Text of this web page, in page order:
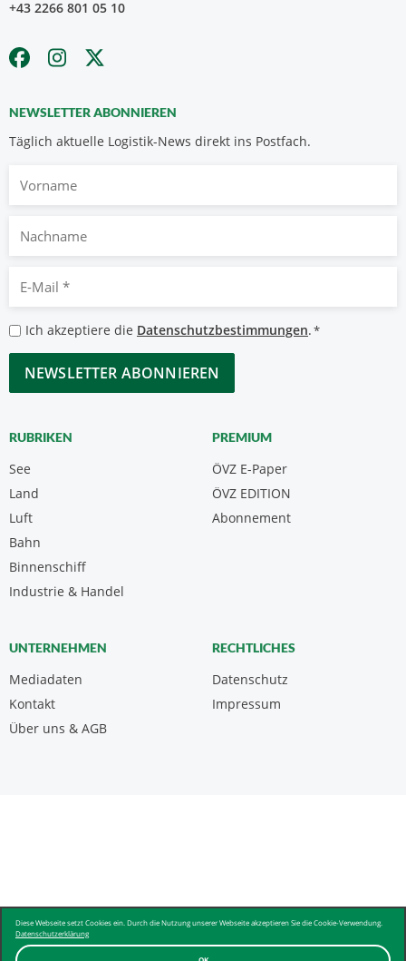
Diese Webseite setzt Cookies ein. Durch die Nutzung unserer Webseite akzeptieren Sie die Cookie-Verwendung.
Datenschutzerklärung
+43 2266 801 05 10
NEWSLETTER ABONNIEREN
Täglich aktuelle Logistik-News direkt ins Postfach.
Nachname
Mail
*
Datenschutzbestimmungen
*
Ich akzeptiere die Datenschutzbestimmungen.*
CAPTCHA
RUBRIKEN
See
Land
Luft
Bahn
Binnenschiff
Industrie & Handel
PREMIUM
ÖVZ E-Paper
Abonnement
ÖVZ EDITION
UNTERNEHMEN
Mediadaten
Kontakt
Über uns & AGB
RECHTLICHES
Datenschutz
Impressum